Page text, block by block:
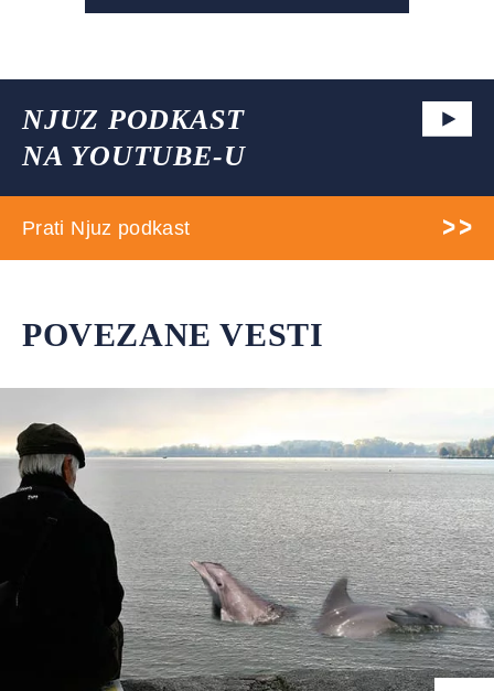
NJUZ PODKAST
NA YOUTUBE-U
Prati Njuz podkast
POVEZANE VESTI